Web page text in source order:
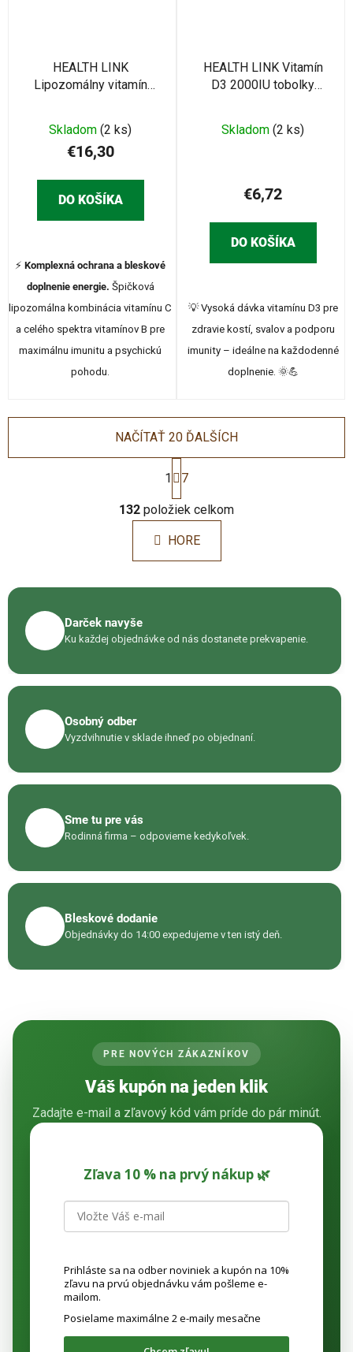
HEALTH LINK
Lipozomálny vitamín
Skladom (2 ks)
€16,30
DO KOŠÍKA
⚡ Komplexná ochrana a bleskové
doplnenie energie. Špičková
lipozomálna kombinácia vitamínu C
a celého spektra vitamínov B pre
maximálnu imunitu a psychickú
pohodu.
HEALTH LINK Vitamín
D3 2000IU tobolky
Skladom (2 ks)
€6,72
DO KOŠÍKA
💡 Vysoká dávka vitamínu D3 pre
zdravie kostí, svalov a podporu
imunity – ideálne na každodenné
doplnenie. 🌞💪
O
v
l
á
d
a
e
r
v
v
p
i
NAČÍTAŤ 20 ĎALŠÍCH
S
t
r
á
n
k
a
1 7
132 položiek celkom
HORE
Darček navyše
Ku každej objednávke od nás dostanete prekvapenie.
Osobný odber
Vyzdvihnutie v sklade ihneď po objednaní.
Sme tu pre vás
Rodinná firma – odpovieme kedykoľvek.
Bleskové dodanie
Objednávky do 14:00 expedujeme v ten istý deň.
PRE NOVÝCH ZÁKAZNÍKOV
Váš kupón na jeden klik
Zadajte e-mail a zľavový kód vám príde do pár minút.
Zľava 10 % na prvý nákup 🌿
Prihláste sa na odber noviniek a kupón na 10%
zľavu na prvú objednávku vám pošleme e-
mailom.
Posielame maximálne 2 e-maily mesačne